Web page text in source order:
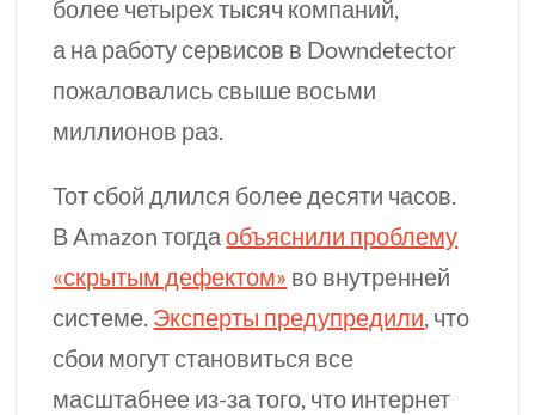
более четырех тысяч компаний,
а на работу сервисов в Downdetector
пожаловались свыше восьми
миллионов раз.
Тот сбой длился более десяти часов.
В Amazon тогдаобъяснили проблему
«скрытым дефектом» во внутренней
системе. Эксперты предупредили, что
сбои могут становиться все
масштабнее из-затого, что интернет